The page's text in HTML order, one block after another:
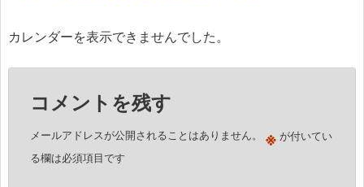
ビ
カレンダーを表示できませんでした。
コメントを残す
メールアドレスが公開されることはありません。 ※ が付いてい
る欄は必須項目です